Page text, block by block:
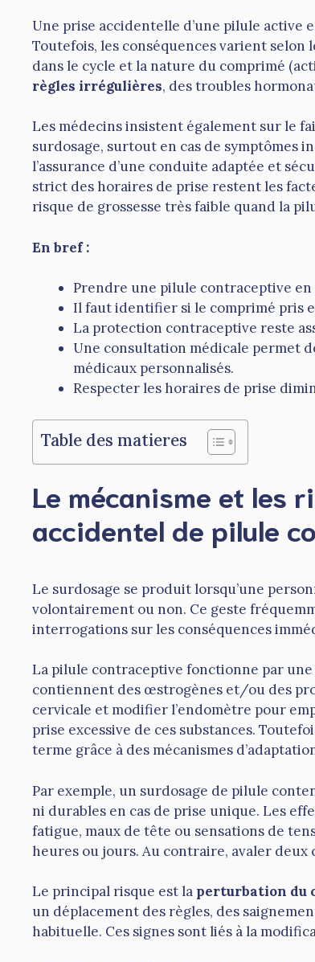
Une prise accidentelle d’une pilule active
Toutefois, les conséquences varient selon
dans le cycle et la nature du comprimé
règles irrégulières, des troubles
Les médecins insistent également sur le
surdosage, surtout en cas de symptômes
l’assurance d’une conduite adaptée et
strict des horaires de prise restent les
risque de grossesse très faible quand la
En bref :
Prendre une pilule contraceptive en
Il faut identifier si le comprimé pris
La protection contraceptive reste
Une consultation médicale permet
médicaux personnalisés.
Respecter les horaires de prise
Table des matieres
Le mécanisme et les
accidentel de pilule
Le surdosage se produit lorsqu’une
volontairement ou non. Ce geste
interrogations sur les conséquences
La pilule contraceptive fonctionne par
contiennent des œstrogènes et/ou des
cervicale et modifier l’endomètre pour
prise excessive de ces substances.
terme grâce à des mécanismes
Par exemple, un surdosage de pilule
ni durables en cas de prise unique. Les
fatigue, maux de tête ou sensations de
heures ou jours. Au contraire, avaler deux
Le principal risque est la perturbation du
un déplacement des règles, des
habituelle. Ces signes sont liés à la